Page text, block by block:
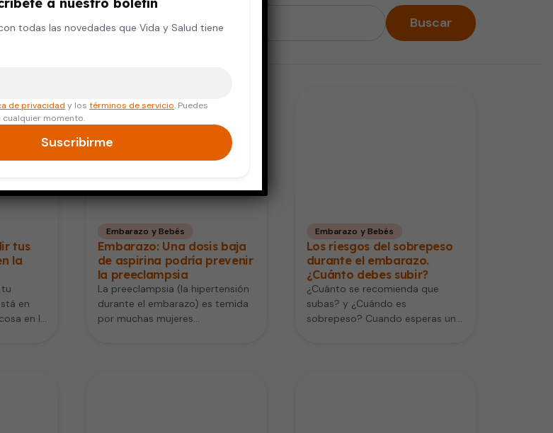
Buscar
tus
la
en
en la
Embarazo y Bebés
Embarazo: Una dosis baja
de aspirina podría prevenir
la preeclampsia
La preeclampsia (la hipertensión
durante el embarazo) es temida
por muchas mujeres
Embarazo y Bebés
Los riesgos del sobrepeso
durante el embarazo.
¿Cuánto debes subir?
¿Cuánto se recomienda que
subas? y ¿Cuándo es
sobrepeso? Cuando esperas un
todas las novedades que Vida y Salud tiene
de privacidad y lostérminos de servicio. Puedes
cualquier momento.
Suscribirme